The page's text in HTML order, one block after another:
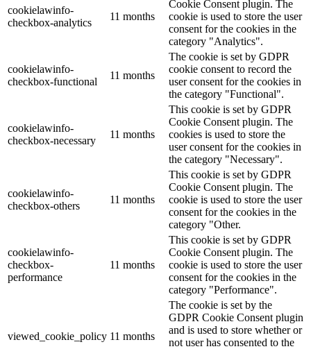
cookielawinfo-
checkbox-analytics
11 months
Cookie Consent plugin. The
cookie is used to store the user
consent for the cookies in the
category "Analytics".
cookielawinfo-
checkbox-functional
11 months
The cookie is set by GDPR
cookie consent to record the
user consent for the cookies in
the category "Functional".
cookielawinfo-
checkbox-necessary
11 months
This cookie is set by GDPR
Cookie Consent plugin. The
cookies is used to store the
user consent for the cookies in
the category "Necessary".
cookielawinfo-
checkbox-others
11 months
This cookie is set by GDPR
Cookie Consent plugin. The
cookie is used to store the user
consent for the cookies in the
category "Other.
cookielawinfo-
checkbox-
performance
11 months
This cookie is set by GDPR
Cookie Consent plugin. The
cookie is used to store the user
consent for the cookies in the
category "Performance".
viewed_cookie_policy 11 months
The cookie is set by the
GDPR Cookie Consent plugin
and is used to store whether or
not user has consented to the